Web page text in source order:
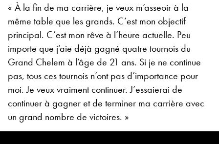
« À la fin de ma carrière, je veux m’asseoir à la
même table que les grands. C’est mon objectif
principal. C’est mon rêve à l’heure actuelle. Peu
importe que j’aie déjà gagné quatre tournois du
Grand Chelem à l’âge de 21 ans. Si je ne continue
pas, tous ces tournois n’ont pas d’importance pour
moi. Je veux vraiment continuer. J’essaierai de
continuer à gagner et de terminer ma carrière avec
un grand nombre de victoires. »